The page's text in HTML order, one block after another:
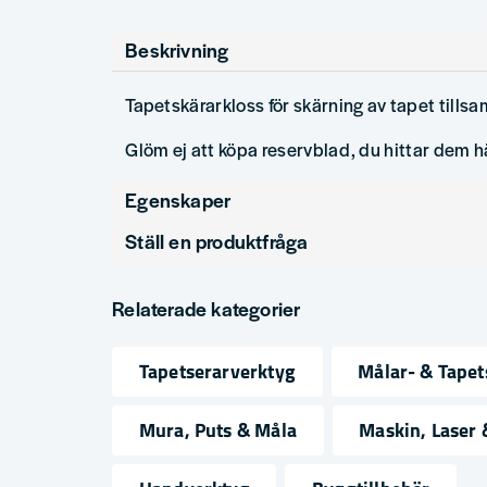
Beskrivning
Tapetskärarkloss för skärning av tapet
Glöm ej att köpa reservblad, du hittar dem
Egenskaper
Produkttyp
Ställ en produktfråga
Fråga oss något om denna produkten...
Relaterade kategorier
Tapetserarverktyg
Målar- &
Mura, Puts & Måla
Maskin,